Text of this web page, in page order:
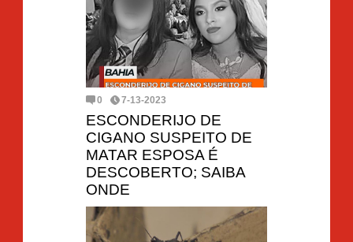
0 7-13-2023
ESCONDERIJO DE
CIGANO SUSPEITO DE
MATAR ESPOSA É
DESCOBERTO; SAIBA
ONDE